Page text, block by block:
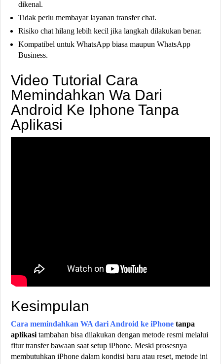
dikenal.
Tidak perlu membayar layanan transfer chat.
Risiko chat hilang lebih kecil jika langkah dilakukan benar.
Kompatibel untuk WhatsApp biasa maupun WhatsApp
Business.
Video Tutorial Cara
Memindahkan Wa Dari
Android Ke Iphone Tanpa
Aplikasi
Kesimpulan
Cara memindahkan WA dari Android ke iPhone tanpa
aplikasi tambahan bisa dilakukan dengan metode resmi melalui
fitur transfer bawaan saat setup iPhone. Meski prosesnya
membutuhkan iPhone dalam kondisi baru atau reset, metode ini